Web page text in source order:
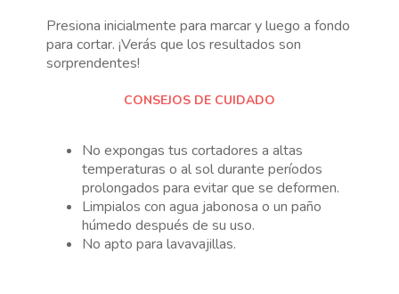
Presiona inicialmente para marcar y luego a fondo
para cortar. ¡Verás que los resultados son
sorprendentes!
CONSEJOS DE CUIDADO
No expongas tus cortadores a altas
temperaturas o al sol durante períodos
prolongados para evitar que se deformen.
Limpialos con agua jabonosa o un paño
húmedo después de su uso.
No apto para lavavajillas.